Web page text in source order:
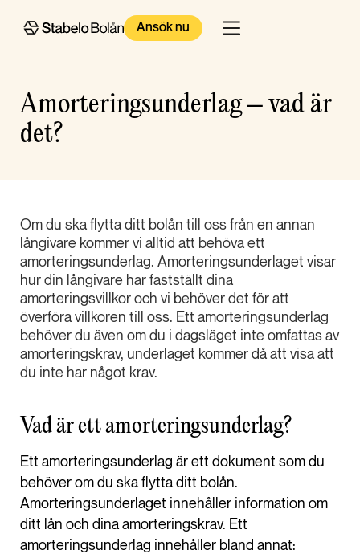
Ansök nu
Amorteringsunderlag – vad är
det?
Om du ska flytta ditt bolån till oss från en annan
långivare kommer vi alltid att behöva ett
amorteringsunderlag. Amorteringsunderlaget visar
hur din långivare har fastställt dina
amorteringsvillkor och vi behöver det för att
överföra villkoren till oss. Ett amorteringsunderlag
behöver du även om du i dagsläget inte omfattas av
amorteringskrav, underlaget kommer då att visa att
du inte har något krav.
Vad är ett amorteringsunderlag?
Ett amorteringsunderlag är ett dokument som du
behöver om du ska flytta ditt bolån.
Amorteringsunderlaget innehåller information om
ditt lån och dina amorteringskrav. Ett
amorteringsunderlag innehåller bland annat: